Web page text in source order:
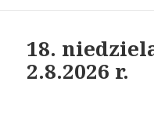
18.
2.8.2026 r.